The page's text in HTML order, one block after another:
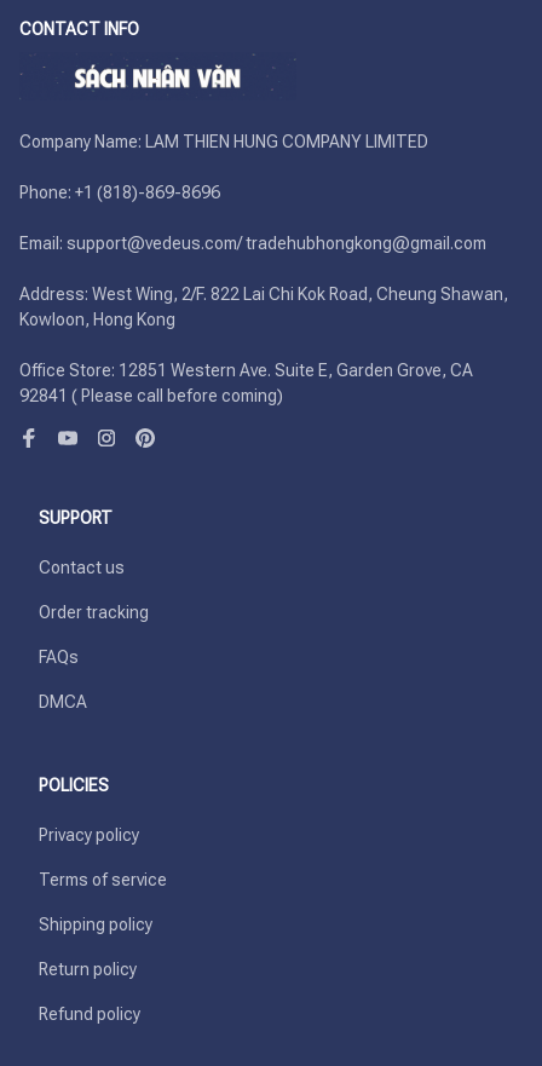
CONTACT INFO
Company Name: LAM THIEN HUNG COMPANY LIMITED
Phone: +1 (818)-869-8696
Email: support@vedeus.com/ tradehubhongkong@gmail.com
Address: West Wing, 2/F. 822 Lai Chi Kok Road, Cheung Shawan,
Kowloon, Hong Kong
Office Store: 12851 Western Ave. Suite E, Garden Grove, CA
92841 ( Please call before coming)
SUPPORT
Contact us
Order tracking
FAQs
DMCA
POLICIES
Privacy policy
Terms of service
Shipping policy
Return policy
Refund policy